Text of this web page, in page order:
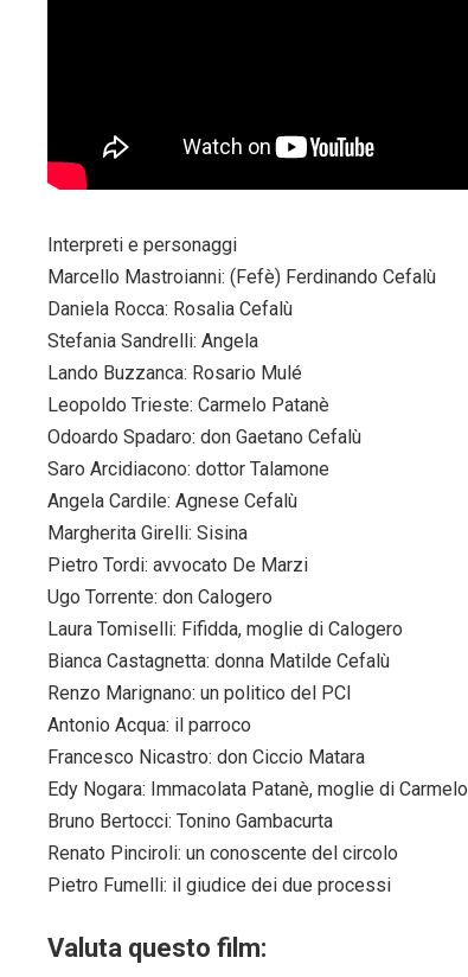
Interpreti e personaggi
Marcello Mastroianni: (Fefè) Ferdinando Cefalù
Daniela Rocca: Rosalia Cefalù
Stefania Sandrelli: Angela
Lando Buzzanca: Rosario Mulé
Leopoldo Trieste: Carmelo Patanè
Odoardo Spadaro: don Gaetano Cefalù
Saro Arcidiacono: dottor Talamone
Angela Cardile: Agnese Cefalù
Margherita Girelli: Sisina
Pietro Tordi: avvocato De Marzi
Ugo Torrente: don Calogero
Laura Tomiselli: Fifidda, moglie di Calogero
Bianca Castagnetta: donna Matilde Cefalù
Renzo Marignano: un politico del PCI
Antonio Acqua: il parroco
Francesco Nicastro: don Ciccio Matara
Edy Nogara: Immacolata Patanè, moglie di Carmelo
Bruno Bertocci: Tonino Gambacurta
Renato Pinciroli: un conoscente del circolo
Pietro Fumelli: il giudice dei due processi
Valuta questo film: